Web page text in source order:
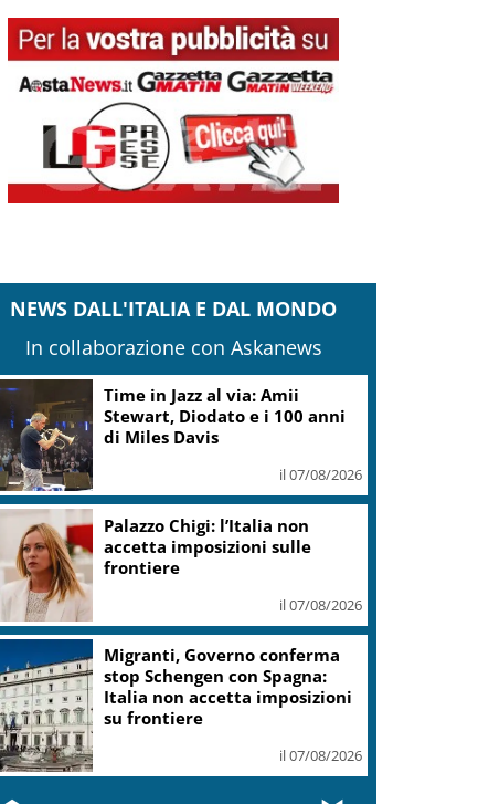
NEWS DALL'ITALIA E DAL MONDO
In collaborazione con Askanews
Sogin: bene Arera su acconti
sospesi su Deposito e Parco
Tecnologico
il 07/08/2026
Europei nuoto, Paltrinieri
quarto nella 3 km
il 07/08/2026
Calcio, Juve, Spalletti:
“Mercato ok”, domani l’Inter